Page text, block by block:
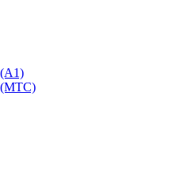
(А1)
(МТС)